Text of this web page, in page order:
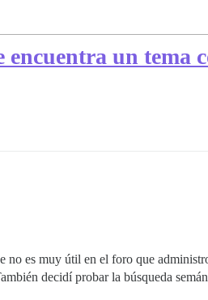
un tema
no es muy útil en el foro que
decidí probar la búsqueda